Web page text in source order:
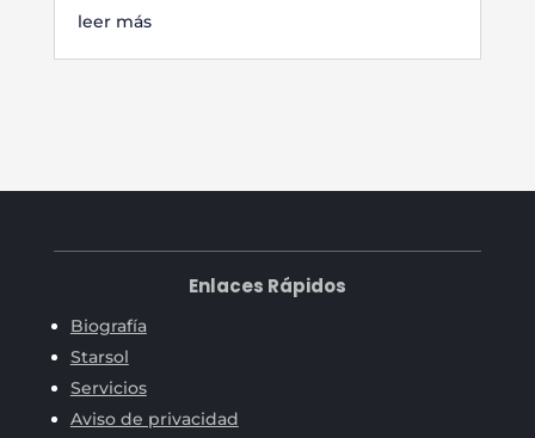
leer más
Enlaces Rápidos
Biografía
Starsol
Servicios
Aviso de privacidad